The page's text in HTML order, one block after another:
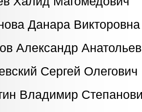
Данара
Александр
Сергей
Владимир